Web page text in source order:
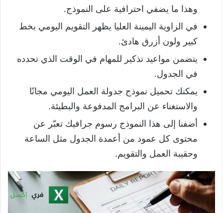
وهذا ما يضفي احترافية على النموذج.
في الزاوية اليمينة العليا يظهر التقويم اليومي بخط
كبير ولون أزرق هادئ.
يتضمن مواعيد تذكير للمهام في الوقت الذي تحدده
في الجدول.
يمكنك تحميل نموذج جدولة العمل اليومي مجانًا
والاستغناء عن البرامج المدفوعة والبطيئة.
أضفنا إلى هذا النموذج رسوم جرافيك تعبّر عن
محتوى كل عمود من أعمدة الجدول مثل الساعة
وحقيبة العمل والتقويم.